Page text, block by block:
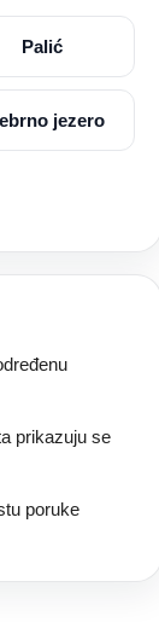
Palić
jezero
prikazuju se
poruke